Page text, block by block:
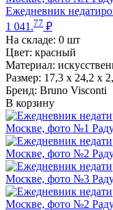
Ежедневник
1 041.77 ₽
На складе: 0 шт
Цвет: красный
Материал:
Размер: 17,3 х 24,2 х
Бренд: Bruno Visconti
В корзину